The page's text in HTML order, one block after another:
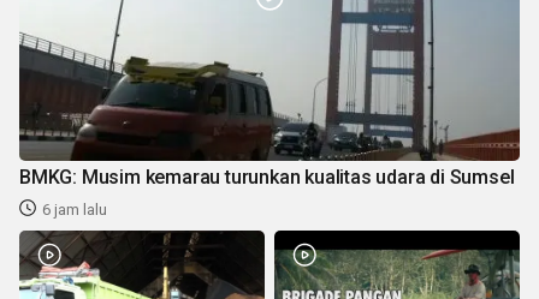
BMKG: Musim kemarau turunkan kualitas udara di Sumsel
6 jam lalu